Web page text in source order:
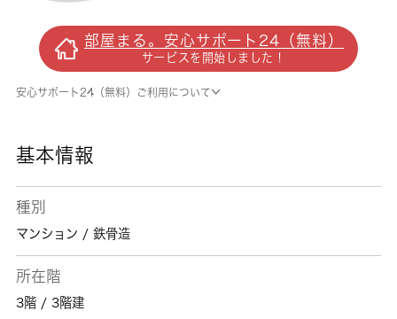
い時でも効率よく料理したい人におすすめな、
2口コンロを設置しております。外装もおしゃ
れで快適な生活をおくることができるマンショ
ンです。お引越しをお考えの方は、こちら賃料
部屋まる。安心サポート24（無料）
サービスを開始しました！
安心サポート24（無料）ご利用について
基本情報
種別
マンション / 鉄骨造
所在階
3階 / 3階建